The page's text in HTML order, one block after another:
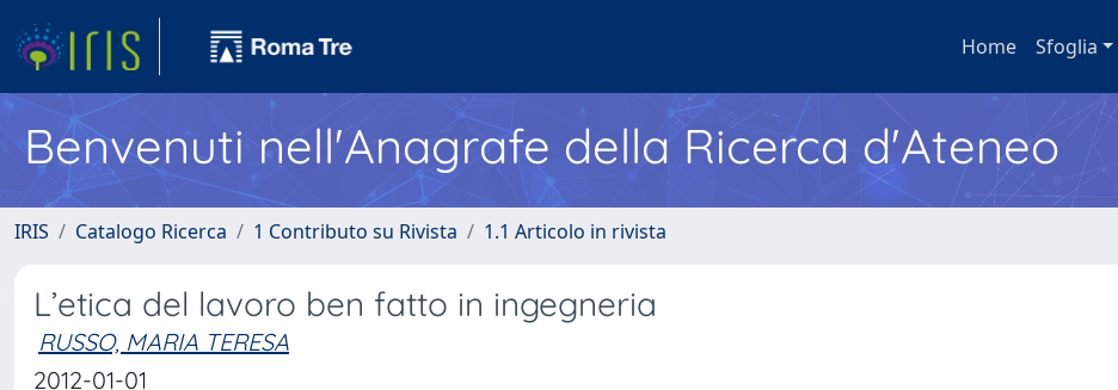
Home Sfoglia
Benvenuti nell'Anagrafe della Ricerca d'Ateneo
IRIS Catalogo Ricerca 1 Contributo su Rivista 1.1 Articolo in rivista
L’etica del lavoro ben fatto in ingegneria
RUSSO, MARIA TERESA
2012-01-01